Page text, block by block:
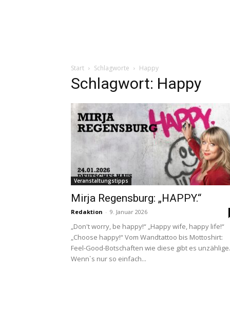
Start Schlagworte Happy
Schlagwort: Happy
Veranstaltungstipps
Mirja Regensburg: „HAPPY.“
Redaktion - 9. Januar 2026
„Don't worry, be happy!“ „Happy wife, happy life!“
„Choose happy!“ Vom Wandtattoo bis Mottoshirt:
Feel-Good-Botschaften wie diese gibt es unzählige.
Wenn`s nur so einfach...